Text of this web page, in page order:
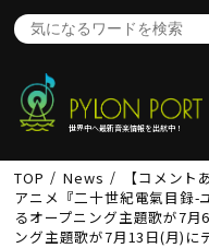
世界中へ最新音楽情報を出航中！
TOP News
【コメン
アニメ『二十世紀電氣目録-
るオープニング主題歌が7
ング主題歌が7月13日(月)に